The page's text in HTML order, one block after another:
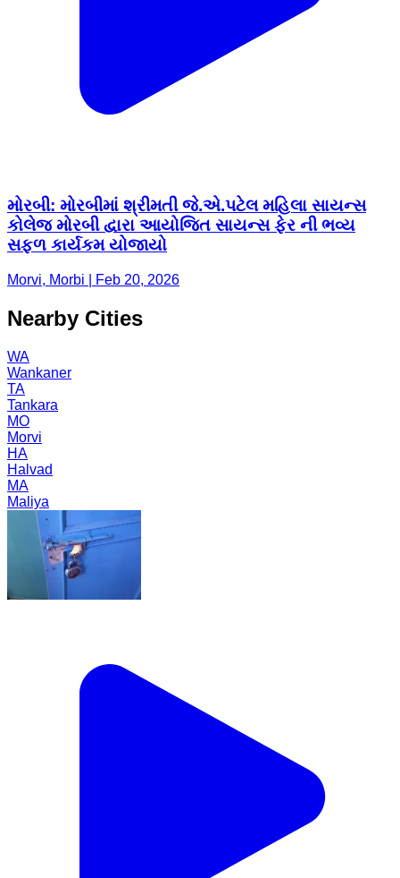
મોરબી: મોરબીમાં શ્રીમતી જે.એ.પટેલ મહિલા સાયન્સ
કોલેજ મોરબી દ્વારા આયોજિત સાયન્સ ફેર ની ભવ્ય
સફળ કાર્યકમ યોજાયો
Morvi, Morbi | Feb 20, 2026
Nearby Cities
WA
Wankaner
TA
Tankara
MO
Morvi
HA
Halvad
MA
Maliya